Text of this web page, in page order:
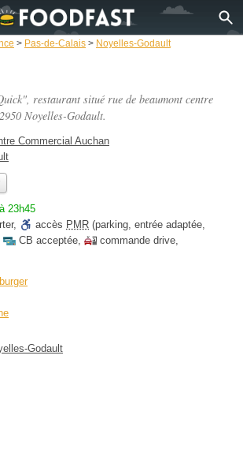
> Pas-de-Calais > Noyelles-Godault
restaurant situé rue de beaumont centre
Noyelles-Godault.
Commercial Auchan
23h45
, accès PMR (parking, entrée adaptée,
CB acceptée, commande drive,
Godault